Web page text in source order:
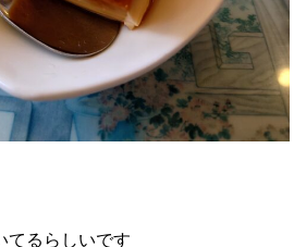
てるらしいです